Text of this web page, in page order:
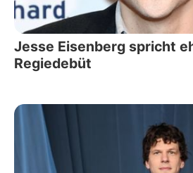
Jesse Eisenberg spricht
Regiedebüt